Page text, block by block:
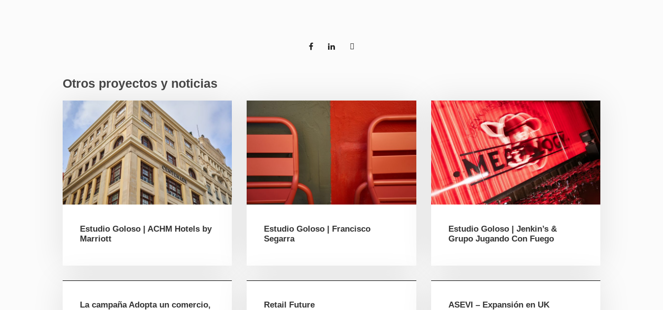
Otros proyectos y noticias
Estudio Goloso | ACHM Hotels by
Marriott
Estudio Goloso | Francisco
Segarra
Estudio Goloso | Jenkin’s &
Grupo Jugando Con Fuego
La campaña Adopta un comercio,
Retail Future ASEVI – Expansión en UK